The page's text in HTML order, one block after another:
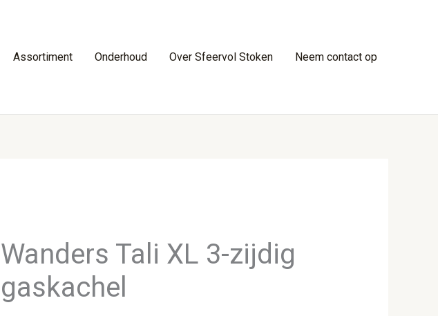
Assortiment Onderhoud Over Sfeervol Stoken Neem contact op
Wanders Tali XL 3-zijdig
gaskachel